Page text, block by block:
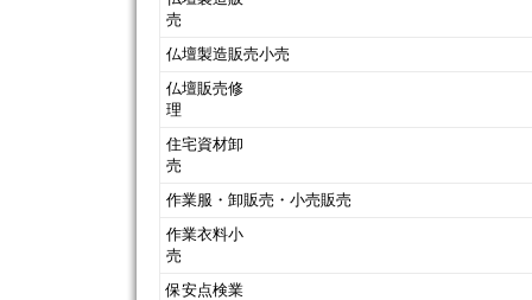
仏壇製造販売小売
仏壇販売修
住宅資材卸
作業服・卸販売・小売販売
作業衣料小
保安点検業